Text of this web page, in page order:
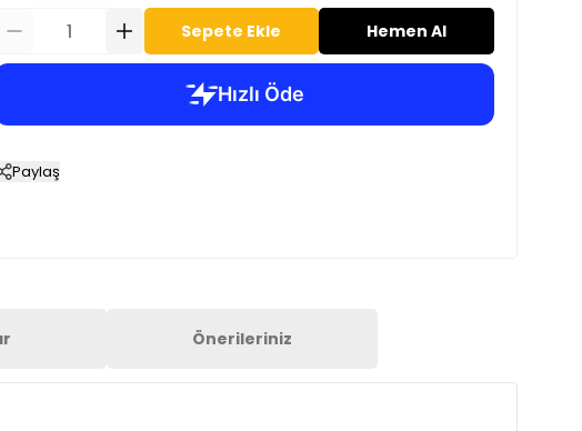
Sepete Ekle Hemen Al
Paylaş
Önerileriniz